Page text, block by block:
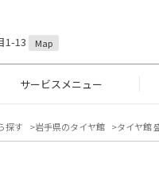
1-13 Map
サービスメニュー
探す 岩手県のタイヤ館 タイヤ館